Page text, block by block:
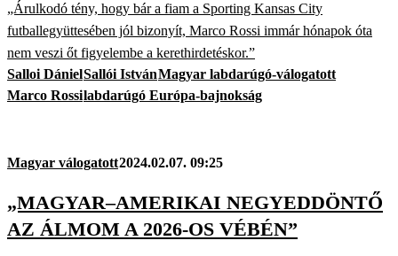
„Árulkodó tény, hogy bár a fiam a Sporting Kansas City
futballegyüttesében jól bizonyít, Marco Rossi immár hónapok óta
nem veszi őt figyelembe a kerethirdetéskor.”
Salloi DánielSallói IstvánMagyar labdarúgó-válogatott
Marco Rossilabdarúgó Európa-bajnokság
Magyar válogatott2024.02.07. 09:25
„MAGYAR–AMERIKAI NEGYEDDÖNTŐ
AZ ÁLMOM A 2026-OS VÉBÉN”